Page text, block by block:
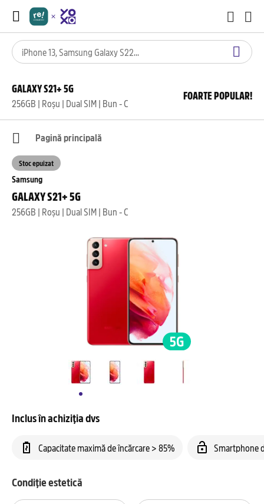
GALAXY S21+ 5G
256GB | Roșu | Dual SIM | Bun - C
FOARTE POPULAR!
Pagină principală
Samsung
GALAXY S21+ 5G
256GB | Roșu | Dual SIM | Bun - C
Stoc epuizat
Inclus în achiziția dvs
Capacitate maximă de încărcare > 85% Smartphone
Condiție estetică